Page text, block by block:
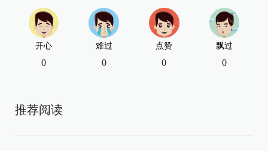
开心
0
难过
0
点赞
0
飘过
0
推荐阅读